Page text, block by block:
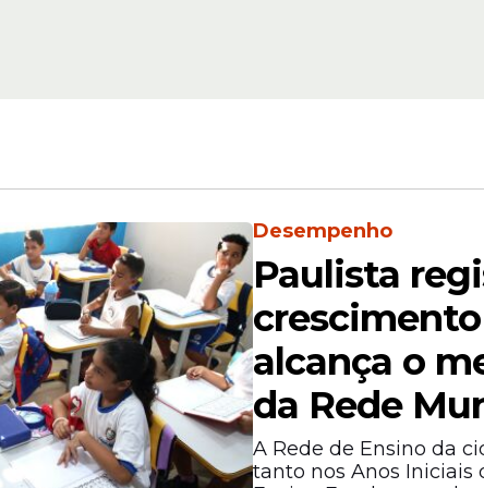
sobe
67% de aprovação
Pernambuco
governadora. Levantamentos recentes
Raquel Lyra entre os governadores com
Desempenho
Paulista
alcança o
da Rede
A Rede de Ensino da
tanto nos Anos Iniciais